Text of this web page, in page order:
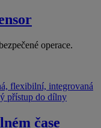
operace.
flexibilní, integrovaná
přístup do dílny
čase